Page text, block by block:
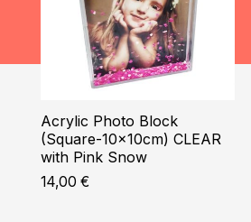
Acrylic Photo Block
(Square-10x10cm) CLEAR
with Pink Snow
14,00 €